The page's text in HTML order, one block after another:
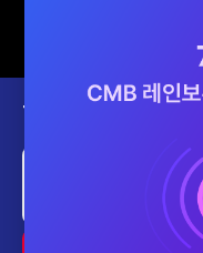
Today’s Program
AI 톡톡